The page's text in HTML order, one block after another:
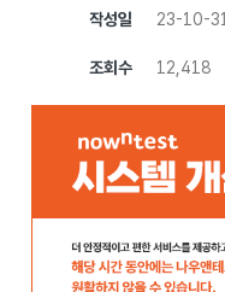
작성일 23-10-31
조회수 12,418